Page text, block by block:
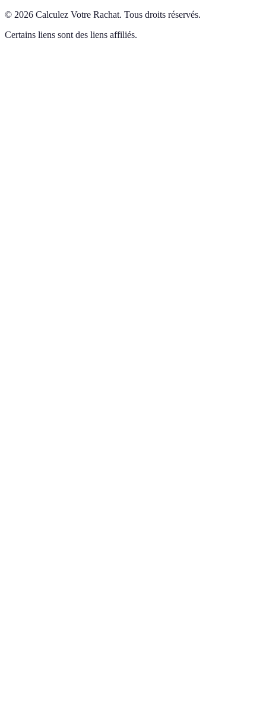
© 2026 Calculez Votre Rachat. Tous droits réservés.
Certains liens sont des liens affiliés.